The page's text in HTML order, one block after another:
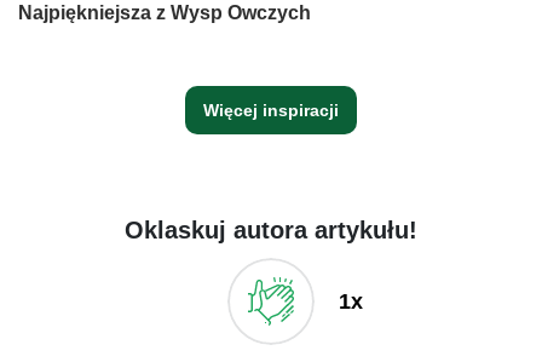
Najpiękniejsza z Wysp Owczych
Więcej inspiracji
Oklaskuj autora artykułu!
1x